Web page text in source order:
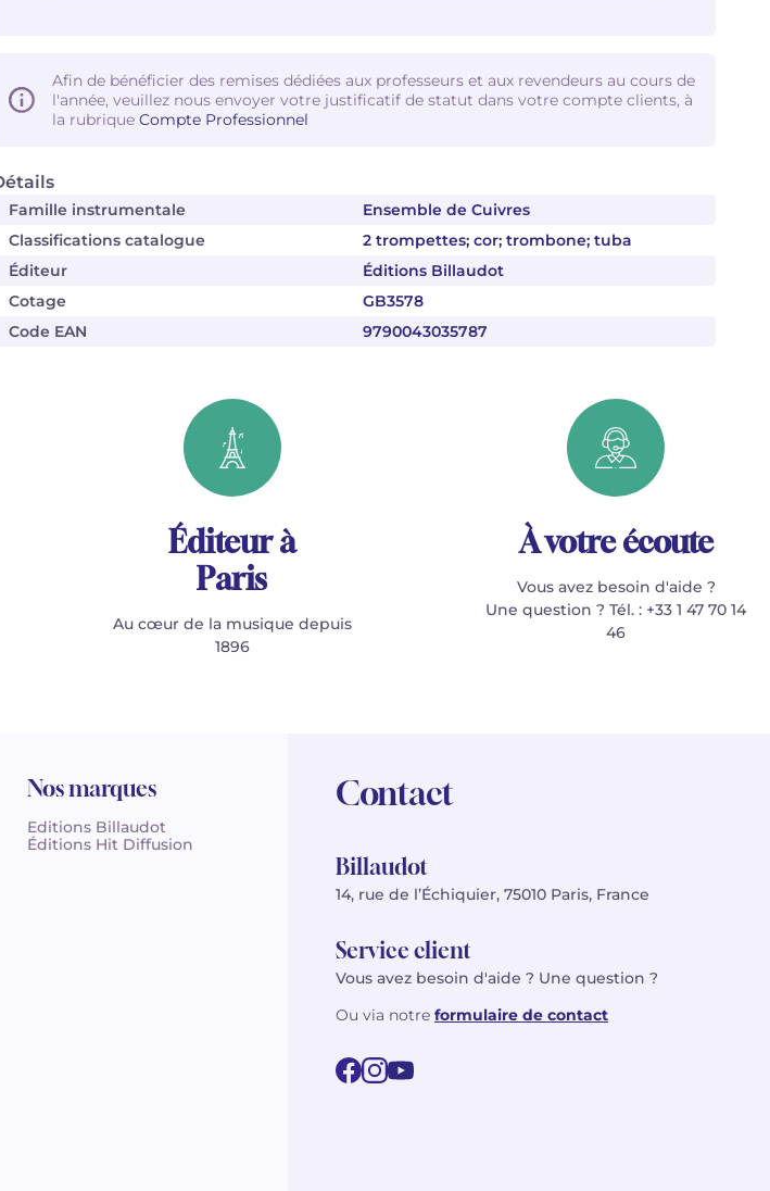
Famille instrumentale
Ensemble de Cuivres
Classifications catalogue
2 trompettes; cor; trombone; tuba
Éditeur
Éditions Billaudot
Cotage
GB3578
Code EAN
9790043035787
Afin de bénéficier des remises dédiées aux professeurs et aux revendeurs au cours de
l'année, veuillez nous envoyer votre justificatif de statut dans votre compte clients, à
la rubrique Compte Professionnel
Éditeur à
Paris
Au cœur de la musique depuis
1896
À votre écoute
Vous avez besoin d'aide ?
Une question ? Tél. : +33 1 47 70 14
46
Nos marques
Editions Billaudot
Éditions Hit Diffusion
Contact
Billaudot
14, rue de l’Échiquier, 75010 Paris, France
Service client
Vous avez besoin d'aide ? Une question ?
Ou via notre formulaire de contact